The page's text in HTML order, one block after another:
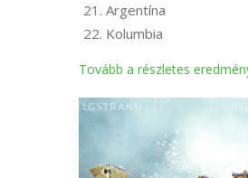
Argentína
Kolumbia
Tovább a részletes